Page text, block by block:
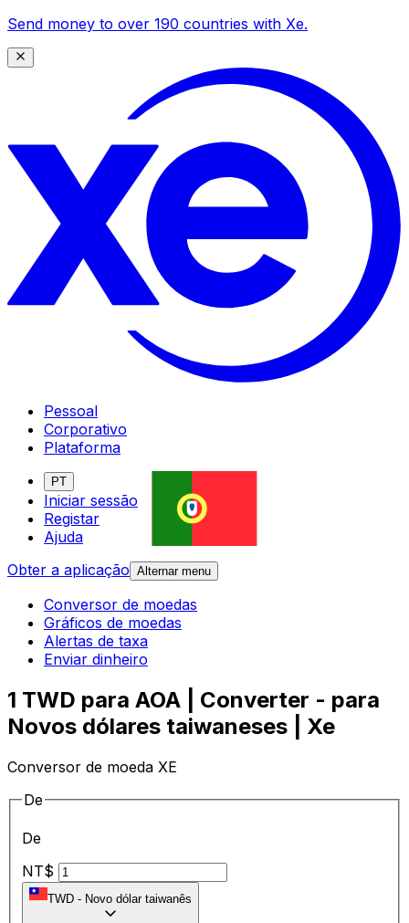
Send money to over 190 countries with Xe.
Pessoal
Corporativo
Plataforma
PT
Iniciar sessão
Registar
Ajuda
Obter a aplicação Alternar menu
Conversor de moedas
Gráficos de moedas
Alertas de taxa
Enviar dinheiro
1 TWD para AOA | Converter - para
Novos dólares taiwaneses | Xe
Conversor de moeda XE
De
De
NT$
TWD - Novo dólar taiwanês